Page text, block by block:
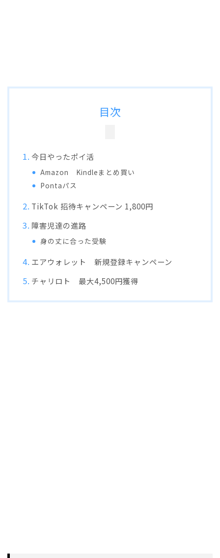
目次
今日やったポイ活
Amazon Kindleまとめ買い
Pontaパス
TikTok 招待キャンペーン 1,800円
障害児達の進路
身の丈に合った受験
エアウォレット 新規登録キャンペーン
チャリロト 最大4,500円獲得